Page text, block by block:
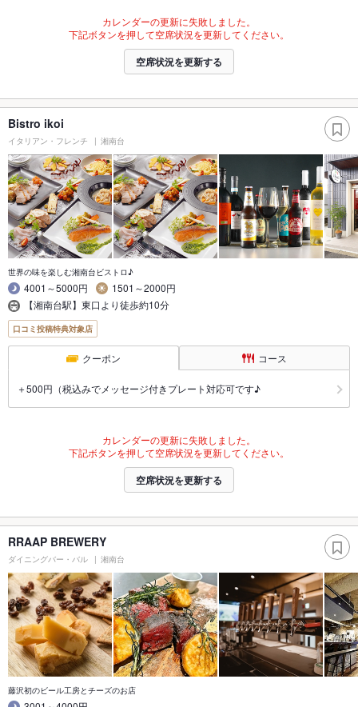
カレンダーの更新に失敗しました。
下記ボタンを押して空席状況を更新してください。
空席状況を更新する
Bistro ikoi
イタリアン・フレンチ 湘南台
世界の味を楽しむ湘南台ビストロ♪
4001～5000円
1501～2000円
【湘南台駅】東口より徒歩約10分
口コミ投稿特典対象店
クーポン コース
＋500円（税込みでメッセージ付きプレート対応可です♪
カレンダーの更新に失敗しました。
下記ボタンを押して空席状況を更新してください。
空席状況を更新する
RRAAP BREWERY
ダイニングバー・バル 湘南台
藤沢初のビール工房とチーズのお店